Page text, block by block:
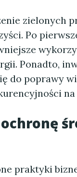
zielonych
Po
Ponadto,
do poprawy
praktyki